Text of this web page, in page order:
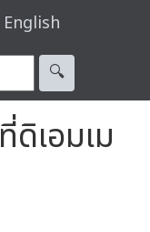
English
🔍︎
เอมเม